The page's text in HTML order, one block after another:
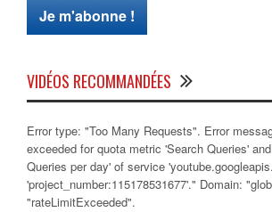
VIDÉOS RECOMMANDÉES
Error type: "Too Many Requests". Error
exceeded for quota metric 'Search Queries'
Queries per day' of service
'project_number:115178531677'." Domain:
"rateLimitExceeded".